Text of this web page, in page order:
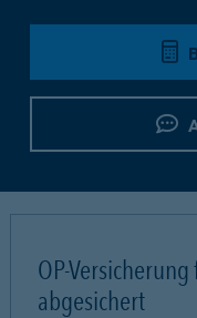
OP-
abgesichert